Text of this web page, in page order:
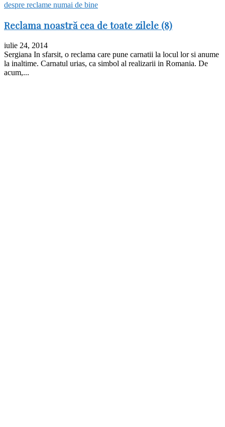
despre reclame numai de bine
Reclama noastră cea de toate zilele (8)
iulie 24, 2014
Sergiana In sfarsit, o reclama care pune carnatii la locul lor si anume
la inaltime. Carnatul urias, ca simbol al realizarii in Romania. De
acum,...